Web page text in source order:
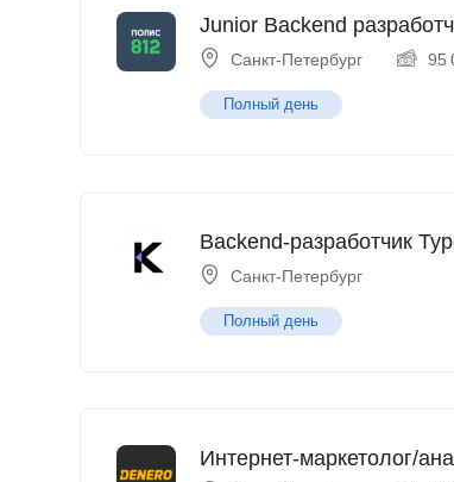
Junior Backend
Санкт-Петербург 95
Полный день
Backend-разработчик
Санкт-Петербург
Полный день
Интернет-маркетолог/